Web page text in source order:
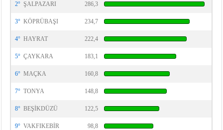
2° ŞALPAZARI 286,3
3° KÖPRÜBAŞI 234,7
4° HAYRAT 222,4
5° ÇAYKARA 183,1
6° MAÇKA 160,8
7° TONYA 148,8
8° BEŞİKDÜZÜ 122,5
9° VAKFIKEBİR 98,8